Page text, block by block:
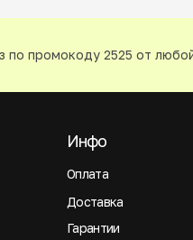
промокоду 2525 от любой
Оплата
Инфо
Доставка
Гарантии